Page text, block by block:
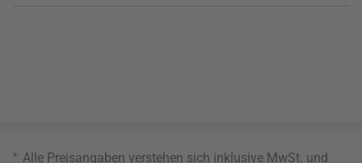
* Alle Preisangaben verstehen sich inklusive MwSt. und